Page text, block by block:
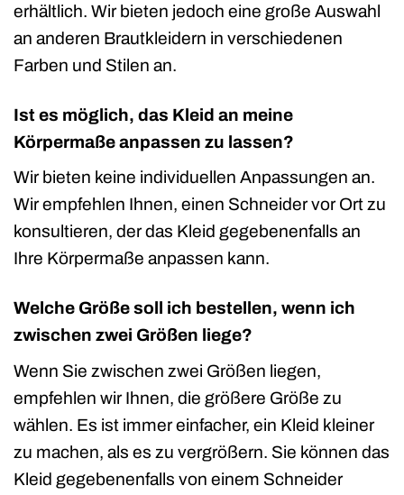
erhältlich. Wir bieten jedoch eine große Auswahl
an anderen Brautkleidern in verschiedenen
Farben und Stilen an.
Ist es möglich, das Kleid an meine
Körpermaße anpassen zu lassen?
Wir bieten keine individuellen Anpassungen an.
Wir empfehlen Ihnen, einen Schneider vor Ort zu
konsultieren, der das Kleid gegebenenfalls an
Ihre Körpermaße anpassen kann.
Welche Größe soll ich bestellen, wenn ich
zwischen zwei Größen liege?
Wenn Sie zwischen zwei Größen liegen,
empfehlen wir Ihnen, die größere Größe zu
wählen. Es ist immer einfacher, ein Kleid kleiner
zu machen, als es zu vergrößern. Sie können das
Kleid gegebenenfalls von einem Schneider